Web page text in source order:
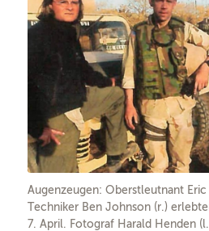
Augenzeugen: Oberstleutnant
Techniker Ben Johnson (r.)
7. April. Fotograf Harald Henden